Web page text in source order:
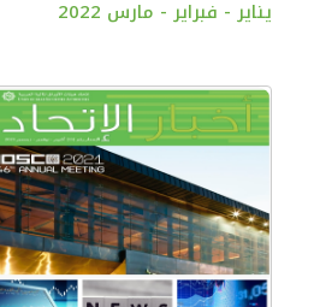
يناير - فبراير - مارس 2022